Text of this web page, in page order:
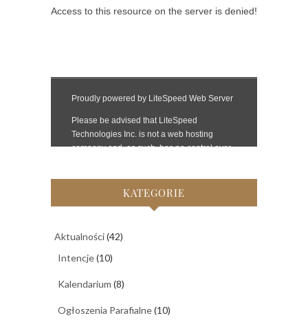
KATEGORIE
Aktualności(42)
Intencje(10)
Kalendarium (8)
Ogłoszenia Parafialne(10)